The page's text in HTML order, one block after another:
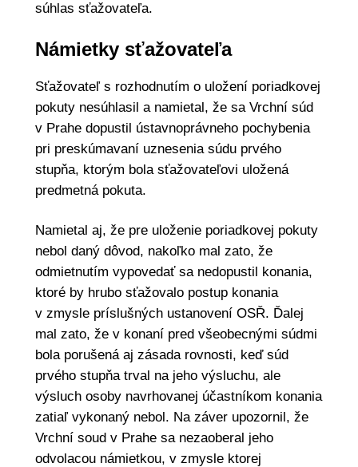
súhlas sťažovateľa.
Námietky sťažovateľa
Sťažovateľ s rozhodnutím o uložení poriadkovej
pokuty nesúhlasil a namietal, že sa Vrchní súd
v Prahe dopustil ústavnoprávneho pochybenia
pri preskúmavaní uznesenia súdu prvého
stupňa, ktorým bola sťažovateľovi uložená
predmetná pokuta.
Namietal aj, že pre uloženie poriadkovej pokuty
nebol daný dôvod, nakoľko mal zato, že
odmietnutím vypovedať sa nedopustil konania,
ktoré by hrubo sťažovalo postup konania
v zmysle príslušných ustanovení OSŘ. Ďalej
mal zato, že v konaní pred všeobecnými súdmi
bola porušená aj zásada rovnosti, keď súd
prvého stupňa trval na jeho výsluchu, ale
výsluch osoby navrhovanej účastníkom konania
zatiaľ vykonaný nebol. Na záver upozornil, že
Vrchní soud v Prahe sa nezaoberal jeho
odvolacou námietkou, v zmysle ktorej